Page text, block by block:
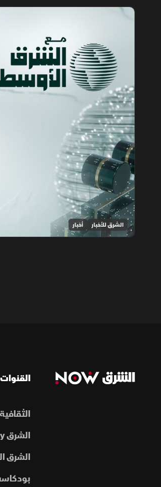
مع الشرق الأوسط
الشرق للأخبار أخبار
القنوات
الثقافية
الشرق Discovery
الشرق